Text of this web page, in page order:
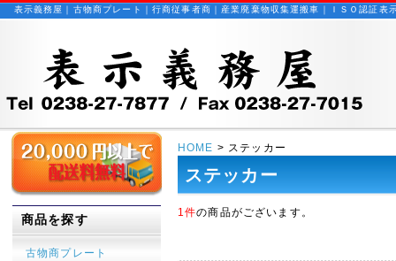
表示義務屋｜古物商プレート｜行商従事者商｜産業廃棄物収集運搬車｜ＩＳＯ認証
商品を探す
古物商プレート
HOME > ステッカー
ステッカー
1件の商品がございます。